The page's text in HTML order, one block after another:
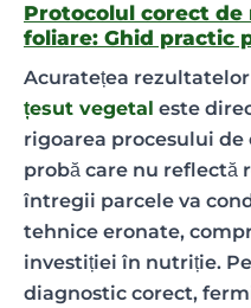
Protocolul corect
foliare: Ghid practic
Acuratețea
țesut vegetal este
rigoarea procesului
probă care nu reflectă
întregii parcele va
tehnice eronate,
investiției în nutriție.
diagnostic corect,